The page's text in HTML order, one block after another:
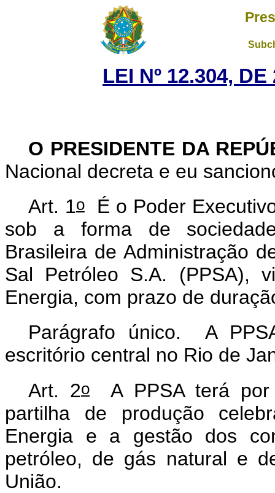
LEI Nº 12.304,
O PRESIDENTE DA
Nacional decreta e eu
Art. 1oÉ o Poder
sob a forma de
Brasileira de Administração
Sal Petróleo S.A. (PPSA),
Energia, com prazo de
Parágrafo único. A
escritório central no Rio de
Art. 2oA PPSA terá por
partilha de produção
Energia e a gestão dos
petróleo, de gás natural e
União.